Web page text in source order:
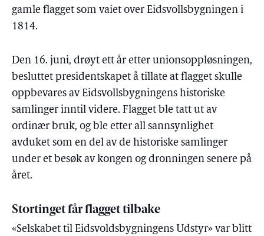
gamle flagget som vaiet over Eidsvollsbygningen i
1814.
Den 16. juni, drøyt ett år etter unionsoppløsningen,
besluttet presidentskapet å tillate at flagget skulle
oppbevares av Eidsvollsbygningens historiske
samlinger inntil videre. Flagget ble tatt ut av
ordinær bruk, og ble etter all sannsynlighet
avduket som en del av de historiske samlinger
under et besøk av kongen og dronningen senere på
året.
Stortinget får flagget tilbake
«Selskabet til Eidsvoldsbygningens Udstyr» var blitt